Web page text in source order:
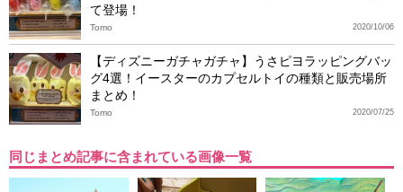
て登場！
2020/10/06
Tomo
【ディズニーガチャガチャ】うさピヨラッピングバッ
グ4選！イースターのカプセルトイの種類と販売場所
まとめ！
2020/07/25
Tomo
同じまとめ記事に含まれている画像一覧